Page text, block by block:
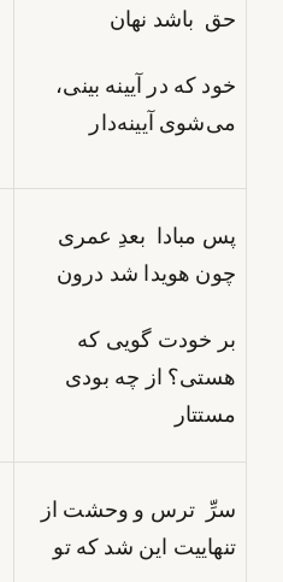
حق باشد نهان
خود که در آیینه بینی،
می‌شوی آیینه‌دار
پس مبادا بعدِ عمری
چون هویدا شد درون
بر خودت گویی که
هستی؟ از چه بودی
مستتار
سرِّ ترس و وحشت از
تنهاییت این شد که تو